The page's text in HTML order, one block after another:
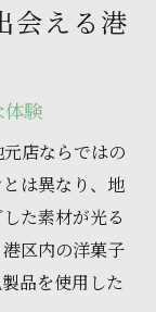
会える港
体験
店ならではの
は異なり、地
た素材が光る
区内の洋菓子
品を使用した